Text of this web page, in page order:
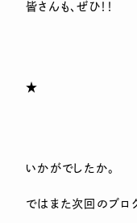
皆さんも、ぜひ！！
★
いかがでしたか。
ではまた次回のブロ